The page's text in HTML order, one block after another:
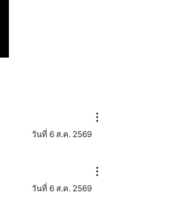
วันที่ 6 ส.ค. 2569
วันที่ 6 ส.ค. 2569